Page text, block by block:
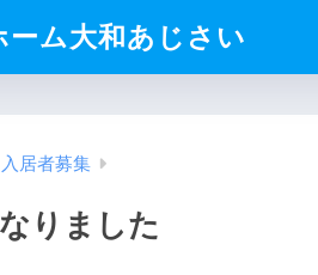
ーム大和あじさい
入居者募集
りました